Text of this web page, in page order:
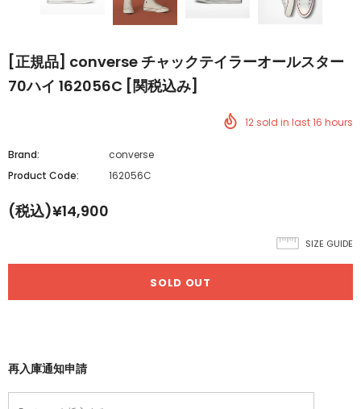
[正規品] converse チャックテイラーオールスター
70ハイ 162056C [関税込み]
12sold in last16 hours
Brand:
converse
Product Code:
162056C
(税込)¥14,900
SIZE GUIDE
再入庫通知申請